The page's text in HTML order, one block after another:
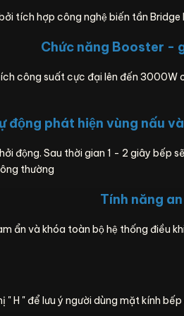
tích hợp công nghệ biến tần
Chức năng Booster -
công suất cực đại lên đến
động phát hiện vùng nấu
động. Sau thời gian 1 - 2 giây
thường
Tính năng
ẩn và khóa toàn bộ hệ thống điều
H " để lưu ý người dùng mặt kính